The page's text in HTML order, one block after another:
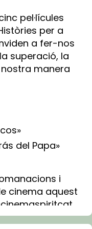
pel·lícules
per a
a fer-nos
superació, la
manera
del Papa»
i
cinema aquest